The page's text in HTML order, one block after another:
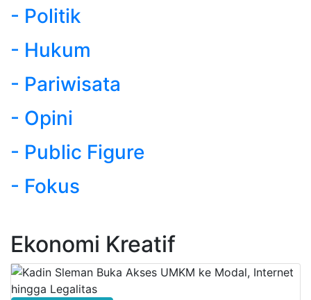
- Politik
- Hukum
- Pariwisata
- Opini
- Public Figure
- Fokus
Ekonomi Kreatif